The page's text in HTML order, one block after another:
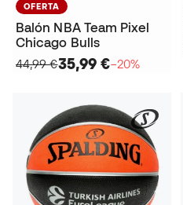
OFERTA
Balón NBA Team Pixel
Chicago Bulls
44,99 €35,99 €−20%